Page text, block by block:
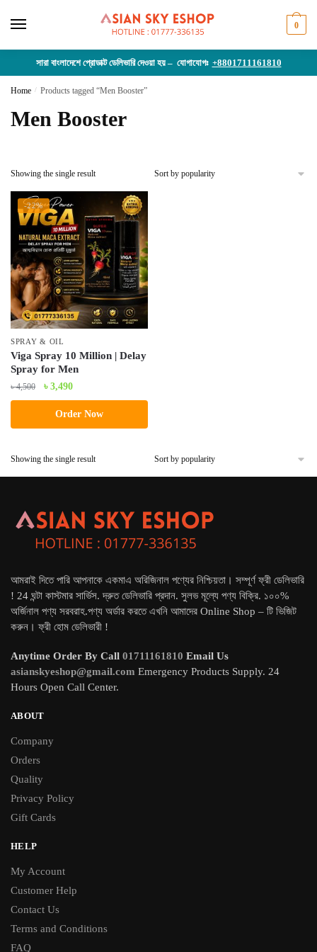
0
সারা বাংলাদেশে প্রোডাক্ট ডেলিভারি দেওয়া হয় – যোগাযোগঃ +8801711161810
Home / Products tagged “Men Booster”
Men Booster
Showing the single result
-22%
SPRAY & OIL
Viga Spray 10 Million | Delay
Spray for Men
৳4,500
Original
price
was:
৳ 4,500.
৳ 3,490Current
price
is:
৳ 3,490.
Order Now
Showing the single result
আমরাই দিতে পারি আপনাকে একমাএ অরিজিনাল পণ্যের নিশ্চিয়তা। সম্পূর্ণ ফ্রী ডেলিভারি
! 24 ঘন্টা কাস্টমার সার্ভিস. দ্রুত ডেলিভারি প্রদান. সুলভ মূল্যে পণ্য বিক্রি. ১০০%
অর্জিনাল পণ্য সরবরাহ.পণ্য অর্ডার করতে এখনি আমাদের Online Shop – টি ভিজিট
করুন। ফ্রী হোম ডেলিভারী !
Anytime Order By Call 01711161810 Email Us
asianskyeshop@gmail.com Emergency Products Supply. 24
Hours Open Call Center.
ABOUT
Company
Orders
Quality
Privacy Policy
Gift Cards
HELP
My Account
Customer Help
Contact Us
Terms and Conditions
FAQ